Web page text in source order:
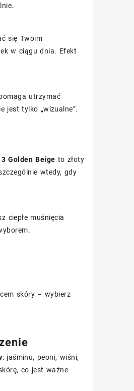
się Twoim
w ciągu dnia. Efekt
utrzymać
jest tylko „wizualne”.
Golden Beige to złoty
wtedy, gdy
ciepłe muśnięcia
skóry – wybierz
: jaśminu, peoni, wiśni,
co jest ważne